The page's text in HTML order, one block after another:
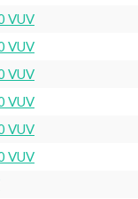
VUV
VUV
VUV
VUV
VUV
VUV